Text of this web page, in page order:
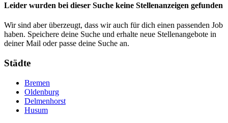
Leider wurden bei dieser Suche keine Stellenanzeigen gefunden
Wir sind aber überzeugt, dass wir auch für dich einen passenden Job
haben. Speichere deine Suche und erhalte neue Stellenangebote in
deiner Mail oder passe deine Suche an.
Städte
Bremen
Oldenburg
Delmenhorst
Husum